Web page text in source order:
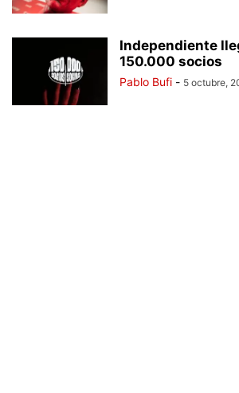
Independiente
150.000 socios
Pablo Bufi - 5 octubre,